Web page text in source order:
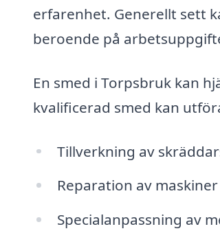
erfarenhet. Generellt sett
beroende på
En smed i Torpsbruk kan
kvalificerad smed kan
Tillverkning av
Reparation av
Specialanpassning av